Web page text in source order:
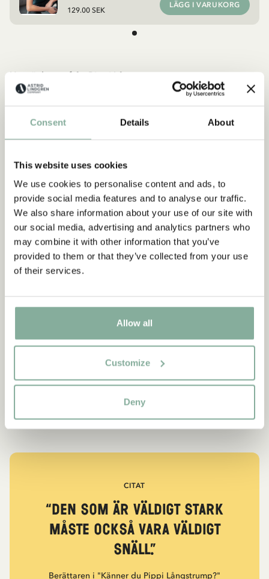
Consent Details About
This website uses cookies
We use cookies to personalise content and ads, to
provide social media features and to analyse our traffic.
We also share information about your use of our site with
our social media, advertising and analytics partners who
may combine it with other information that you’ve
provided to them or that they’ve collected from your use
of their services.
Allow all
Customize
Deny
129.00 SEK
LÄGG I VARUKORG
Upptäck mer från Pippi Långstrump
KLÄDER BÖCKER
KALAS
Upptäck mer Accessoarer
MÖSSOR & HATTAR SMYCKEN
CITAT
“Den som är väldigt stark
måste också vara väldigt
snäll.”
Berättaren i "Känner du Pippi Långstrump?"